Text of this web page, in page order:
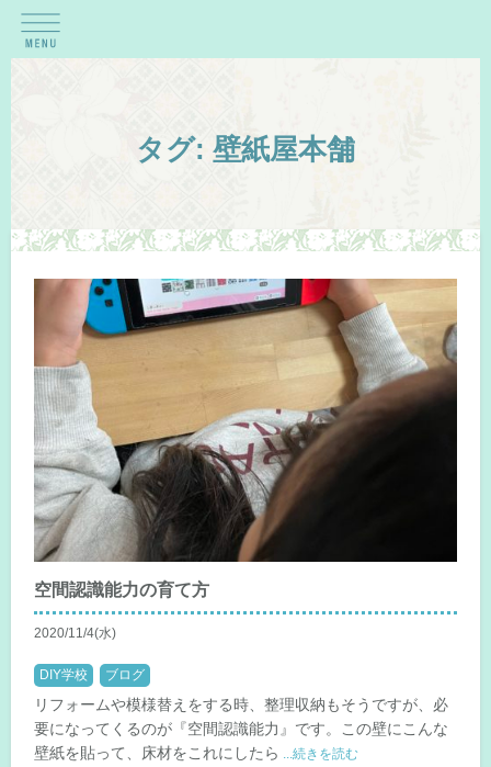
タグ: 壁紙屋本舗
空間認識能力の育て方
2020/11/4(水)
DIY学校 ブログ
リフォームや模様替えをする時、整理収納もそうですが、必
要になってくるのが『空間認識能力』です。この壁にこんな
壁紙を貼って、床材をこれにしたら
...続きを読む